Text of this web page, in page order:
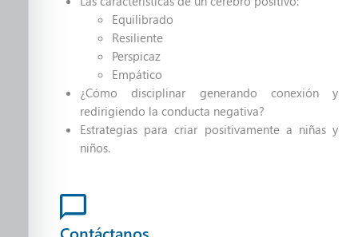
Aprendiendo del Dolor (Taller)
La playera de Filipón
De la dependencia tóxica al
equilibrio del amor
Conéctate y equilibra tu mente
Sana y cambia tu historia
Equilibrado
Resiliente
Perspicaz
Empático
¿Cómo disciplinar generando conexión y
redirigiendo la conducta negativa?
Estrategias para criar positivamente a niñas y
niños.
Contáctanos